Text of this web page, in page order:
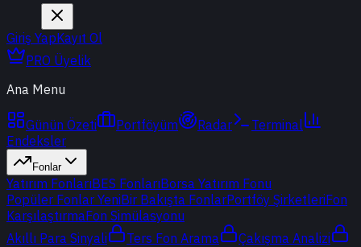
Giriş YapKayıt Ol
PRO Üyelik
Ana Menu
Günün Özeti Portföyüm Radar
Terminal
Endeksler
Fonlar
Yatırım FonlarıBES FonlarıBorsa Yatırım Fonu
Popüler Fonlar YeniBir Bakışta FonlarPortföy ŞirketleriFon
KarşılaştırmaFon Simülasyonu
Akıllı Para Sinyali
Ters Fon Arama
Çakışma Analizi